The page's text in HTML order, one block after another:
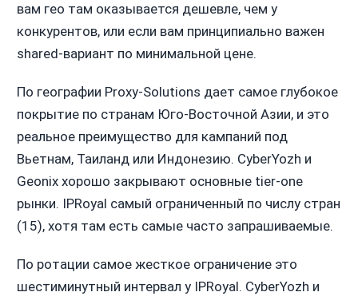
вам гео там оказывается дешевле, чем у
конкурентов, или если вам принципиально важен
shared-вариант по минимальной цене.
По географии Proxy-Solutions дает самое глубокое
покрытие по странам Юго-Восточной Азии, и это
реальное преимущество для кампаний под
Вьетнам, Таиланд или Индонезию. CyberYozh и
Geonix хорошо закрывают основные tier-one
рынки. IPRoyal самый ограниченный по числу стран
(15), хотя там есть самые часто запрашиваемые.
По ротации самое жесткое ограничение это
шестиминутный интервал у IPRoyal. CyberYozh и